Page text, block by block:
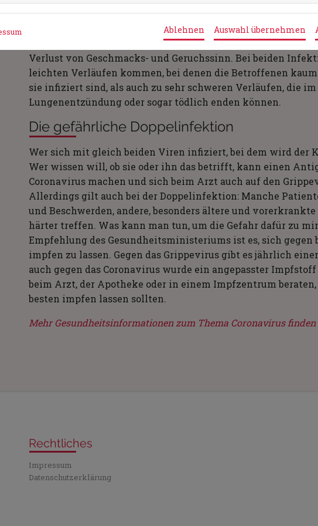
die Erkrankung ca. fünf bis sieben Tage. Bei der Krankheit
Symptome oft erst sechs bis 12 Tage nach der Infektion
bei der Grippe: Trockener Husten, Schnupfen, Kopf- und
Verlust von Geschmacks- und Geruchssinn. Bei beiden
leichten Verläufen kommen, bei denen die Betroffenen
sie infiziert sind, als auch zu sehr schweren Verläufen, die
Lungenentzündung oder sogar tödlich enden können.
Die gefährliche Doppelinfektion
Wer sich mit gleich beiden Viren infiziert, bei dem wird der
Wer wissen will, ob sie oder ihn das betrifft, kann einen
Coronavirus machen und sich beim Arzt auch auf den
Allerdings gilt auch bei der Doppelinfektion: Manche
und Beschwerden, andere, besonders ältere und
härter treffen. Was kann man tun, um die Gefahr dafür zu
Empfehlung des Gesundheitsministeriums ist es, sich gegen
impfen zu lassen. Gegen das Grippevirus gibt es jährlich
auch gegen das Coronavirus wurde ein angepasster
beim Arzt, der Apotheke oder in einem Impfzentrum
besten impfen lassen sollten.
Mehr Gesundheitsinformationen zum Thema Coronavirus finden
Rechtliches
Impressum
Datenschutzerklärung
Ablehnen Auswahl übernehmen